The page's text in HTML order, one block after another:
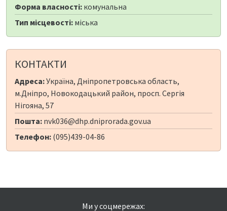
Форма власності: комунальна
Тип місцевості: міська
КОНТАКТИ
Адреса:Україна, Дніпропетровська область,
м.Дніпро, Новокодацький район, просп. Сергія
Нігояна, 57
Пошта: nvk036@dhp.dniprorada.gov.ua
Телефон: (095)439-04-86
Ми у соцмережах: